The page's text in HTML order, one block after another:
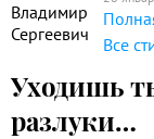
Все
Уходишь
разлуки…